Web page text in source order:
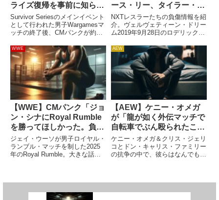
ライズ復帰を事前に知らさ
れていたと報じられる。セ
ス・ロリンズの怒りは「ア
ングル」？
Survivor Seriesのメインイベント
として行われた男子Wargamesマ
ッチの終了後、CMパンクが約10
た。彼の復帰はトップシークレッ
トとして秘密裏に準備が進めら
れ、制作現場も直前まで知らされ
ていなかっ...
ース・リー、タイラー・ブ
リーズの最新負傷情報
NXTレスラーたちの負傷情報を紹
介。ヴェルヴェティーン・ドリー
ム2019年9月28日のロデリック・
欠場に入っているドリーム。最新
の報道によれば、ここ数週間、
WWEパフォーマンスセンターに
姿を見せているようです。...
WWE
【WWE】CMパンク「ジョ
ン・シナにRoyal Rumble
を勝ってほしかった。負け
るのは価値のあることだ」
ジェイ・ウーソが男子ロイヤル・
ランブル・マッチを制した2025
年のRoyal Rumble。大きな話題
排除さ...
AEW
【AEW】ケニー・オメガ
が「龍が如く外伝マッチで
自転車でぶん殴られたこ
と」を振り返る。「今まで
にない体験だった…一生消
えない傷もできたよ」
ケニー・オメガ＆クリス・ジェリ
コとドン・キャリス・ファミリー
の抗争の中で、彼らはなんでもあ
転車に乗って暴れたり、ケニー・